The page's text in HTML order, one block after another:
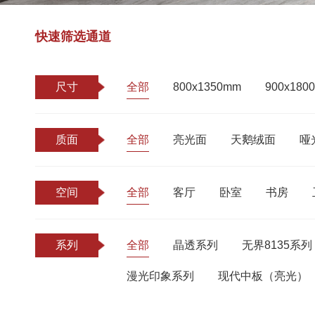
快速筛选通道
尺寸 全部 800x1350mm
质面 全部 亮光面 天鹅绒面 哑
空间 全部 客厅 卧室 书房
系列 全部 晶透系列 无界8135系列
漫光印象系列 现代中板（亮光）